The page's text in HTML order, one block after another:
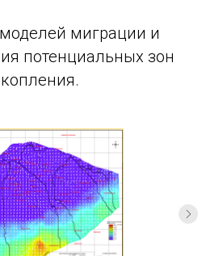
миграции и
потенциальных зон